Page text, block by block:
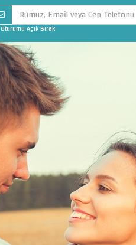
Oturumu Açık Bırak